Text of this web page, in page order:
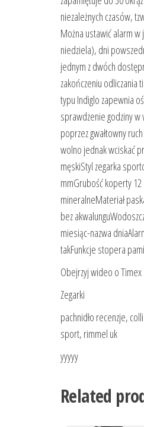
niezależnych czasów,
Można ustawić alarm w
niedziela), dni
jednym z dwóch
zakończeniu odliczania
typu Indiglo zapewnia
sprawdzenie godziny w
poprzez gwałtowny
wolno jednak wciskać
męskiStyl zegarka
mmGrubość koperty 12
mineralneMateriał
bez
miesiąc-nazwa
takFunkcje stopera
Obejrzyj wideo o Timex
Zegarki
pachnidło recenzje,
sport, rimmel uk
yyyyy
Related